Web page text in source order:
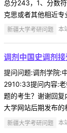
总分243，1、分数
克思或者其他相近专
新疆大学考研问题 本
调剂中国史调剂
提问问题:调剂学院:
2910:33提问内容:
题的考生？谢谢回
大学网站后期发布的
新疆大学考研问题 本